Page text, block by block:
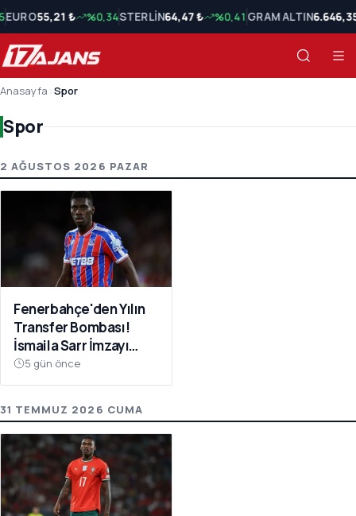
EURO55,21 ₺ %0,34STERLİN64,47 ₺ %0,41 GRAM ALTIN
Anasayfa Spor
Spor
Spor Son Haberler
2 AĞUSTOS 2026 PAZAR
Fenerbahçe'den Yılın
Transfer Bombası!
İsmaila Sarr İmzayı
Atıyor
5 gün önce
31 TEMMUZ 2026 CUMA